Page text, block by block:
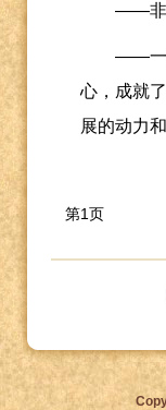
——非
——一
心，成就
展的动力
第1页
Copyright ©